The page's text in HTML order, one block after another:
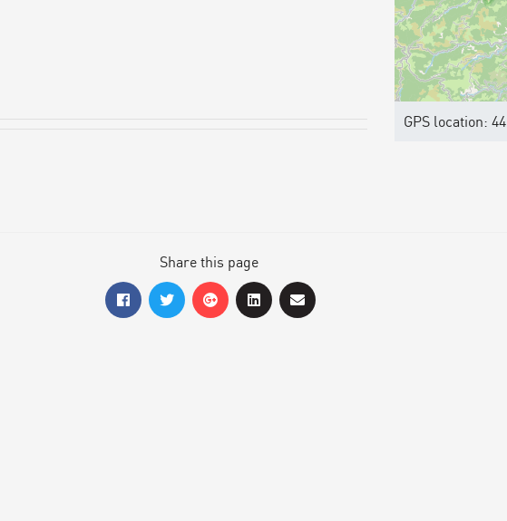
GPS location:
Share this page